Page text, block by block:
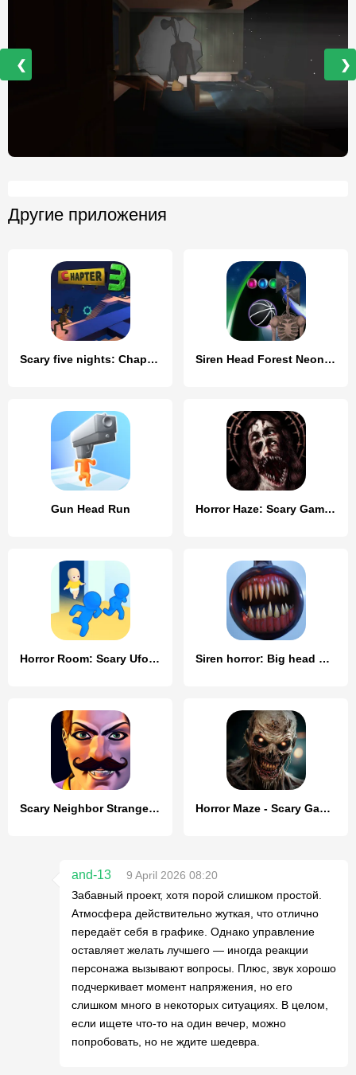
❮ ❯
Другие приложения
Scary five nights: Chapter 3 Siren Head Forest Neon ball
Gun Head Run Horror Haze: Scary Games
Horror Room: Scary Ufo Hotel Siren horror: Big head game 3d
Scary Neighbor Strange Teacher Horror Maze - Scary Games
and-13
9 April 2026 08:20
Забавный проект, хотя порой слишком простой.
Атмосфера действительно жуткая, что отлично
передаёт себя в графике. Однако управление
оставляет желать лучшего — иногда реакции
персонажа вызывают вопросы. Плюс, звук хорошо
подчеркивает момент напряжения, но его
слишком много в некоторых ситуациях. В целом,
если ищете что-то на один вечер, можно
попробовать, но не ждите шедевра.